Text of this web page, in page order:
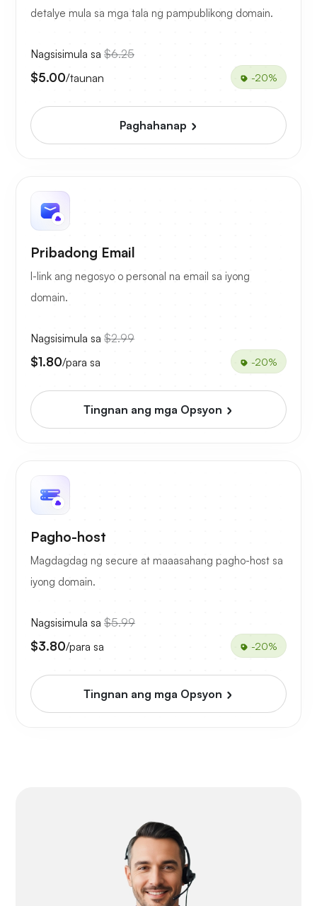
detalye mula sa mga tala ng pampublikong domain.
Nagsisimula sa $6.25
$5.00/taunan -20%
Paghahanap
Pribadong Email
I-link ang negosyo o personal na email sa iyong
domain.
Nagsisimula sa $2.99
$1.80/para sa -20%
Tingnan ang mga Opsyon
Pagho-host
Magdagdag ng secure at maaasahang pagho-host sa
iyong domain.
Nagsisimula sa $5.99
$3.80/para sa -20%
Tingnan ang mga Opsyon